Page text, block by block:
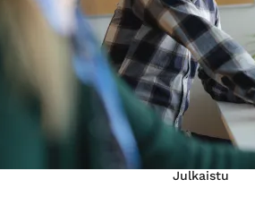
Julkaistu